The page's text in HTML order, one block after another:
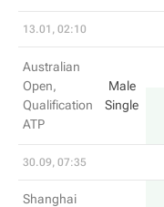
13.01, 02:10
Australian
Open,
Qualification
ATP
Male
Single
30.09, 07:35
Shanghai